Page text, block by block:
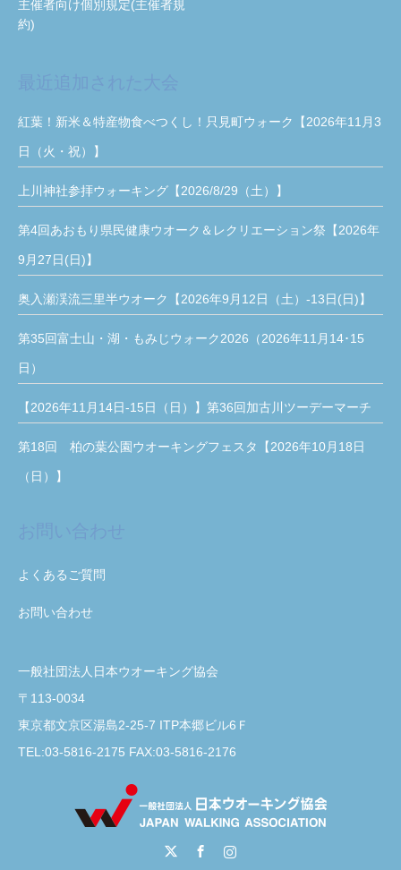
主催者向け個別規定(主催者規
約)
紅葉！新米＆特産物食べつくし！只見町ウォーク【2026年11月3
日（火・祝）】
上川神社参拝ウォーキング【2026/8/29（土）】
第4回あおもり県民健康ウオーク＆レクリエーション祭【2026年
9月27日(日)】
奥入瀬渓流三里半ウオーク【2026年9月12日（土）-13日(日)】
第35回富士山・湖・もみじウォーク2026（2026年11月14･15
日）
【2026年11月14日-15日（日）】第36回加古川ツーデーマーチ
第18回 柏の葉公園ウオーキングフェスタ【2026年10月18日
（日）】
よくあるご質問
お問い合わせ
一般社団法人日本ウオーキング協会
〒113-0034
東京都文京区湯島2-25-7 ITP本郷ビル6Ｆ
TEL:03-5816-2175 FAX:03-5816-2176